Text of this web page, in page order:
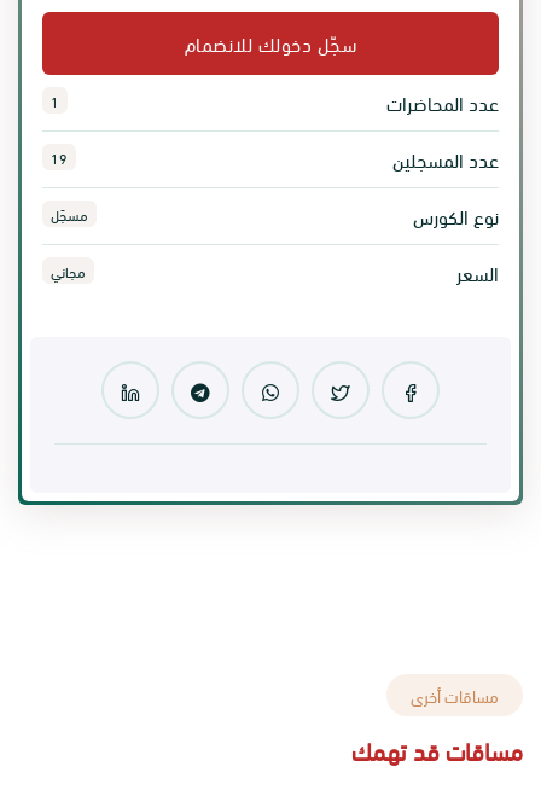
سجّل دخولك للانضمام
عدد المحاضرات
1
عدد المسجلين 19
نوع الكورس مسجّل
السعر مجاني
مساقات أخرى
مساقات قد تهمك